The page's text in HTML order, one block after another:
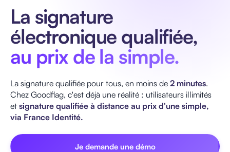
La signature
électronique qualifiée,
au prix de la simple.
La signature qualifiée pour tous, en moins de 2 minutes.
Chez Goodflag, c'est déjà une réalité : utilisateurs illimités
et signature qualifiée à distance au prix d'une simple,
via France Identité.
Je demande une démo